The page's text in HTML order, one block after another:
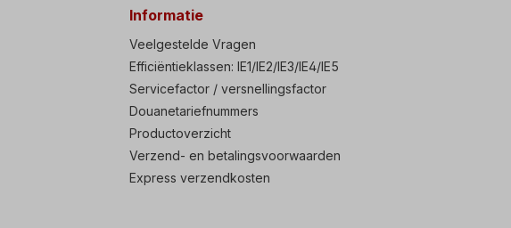
weerstand: 1500～1800Ω
Informatie
Veelgestelde Vragen
Efficiëntieklassen: IE1/IE2/IE3/IE4/IE5
Servicefactor / versnellingsfactor
Douanetariefnummers
Productoverzicht
Verzend- en betalingsvoorwaarden
Express verzendkosten